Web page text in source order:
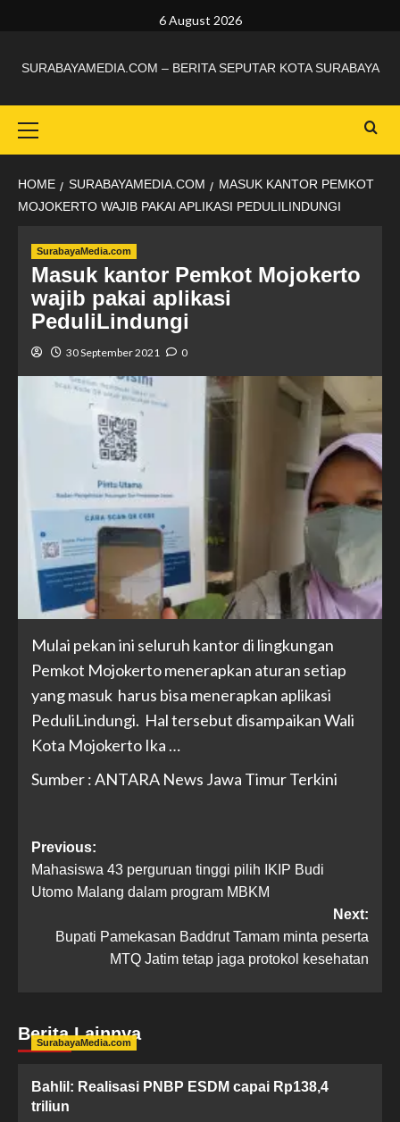
6 August 2026
SURABAYAMEDIA.COM – BERITA SEPUTAR KOTA SURABAYA
HOME SURABAYAMEDIA.COM
MASUK KANTOR PEMKOT
MOJOKERTO WAJIB PAKAI APLIKASI PEDULILINDUNGI
SurabayaMedia.com
Masuk kantor Pemkot Mojokerto
wajib pakai aplikasi
PeduliLindungi
30 September 2021 0
Mulai pekan ini seluruh kantor di lingkungan
Pemkot Mojokerto menerapkan aturan setiap
yang masuk harus bisa menerapkan aplikasi
PeduliLindungi. Hal tersebut disampaikan Wali
Kota Mojokerto Ika …
Sumber : ANTARA News Jawa Timur Terkini
Previous:
Mahasiswa 43 perguruan tinggi pilih IKIP Budi
Utomo Malang dalam program MBKM
Next:
Bupati Pamekasan Baddrut Tamam minta peserta
MTQ Jatim tetap jaga protokol kesehatan
Berita Lainnya
SurabayaMedia.com
Bahlil: Realisasi PNBP ESDM capai Rp138,4
triliun